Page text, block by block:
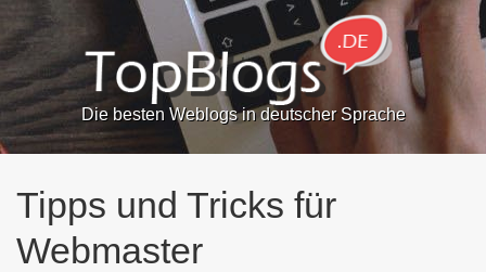
Die besten Weblogs in deutscher Sprache
Tipps und Tricks für
Webmaster